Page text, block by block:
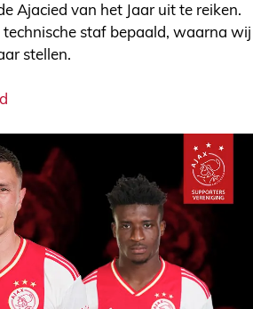
Ajacied van het Jaar uit te reiken.
staf bepaald, waarna wij
stellen.